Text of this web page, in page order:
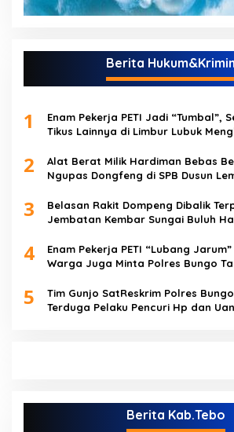
Berita
1
Enam Pekerja PETI Jadi “Tumbal”,
Tikus Lainnya di Limbur Lubuk
2
Alat Berat Milik Hardiman Bebas
Ngupas Dongfeng di SPB Dusun
3
Belasan Rakit Dompeng Dibalik
Jembatan Kembar Sungai Buluh
4
Enam Pekerja PETI “Lubang
Warga Juga Minta Polres Bungo
5
Tim Gunjo SatReskrim Polres
Terduga Pelaku Pencuri Hp dan
Berita Kab.Tebo